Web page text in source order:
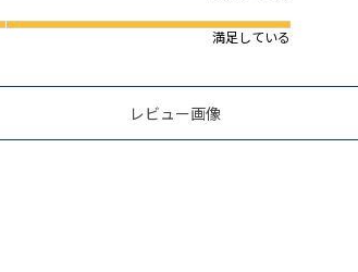
満足している
レビュー画像